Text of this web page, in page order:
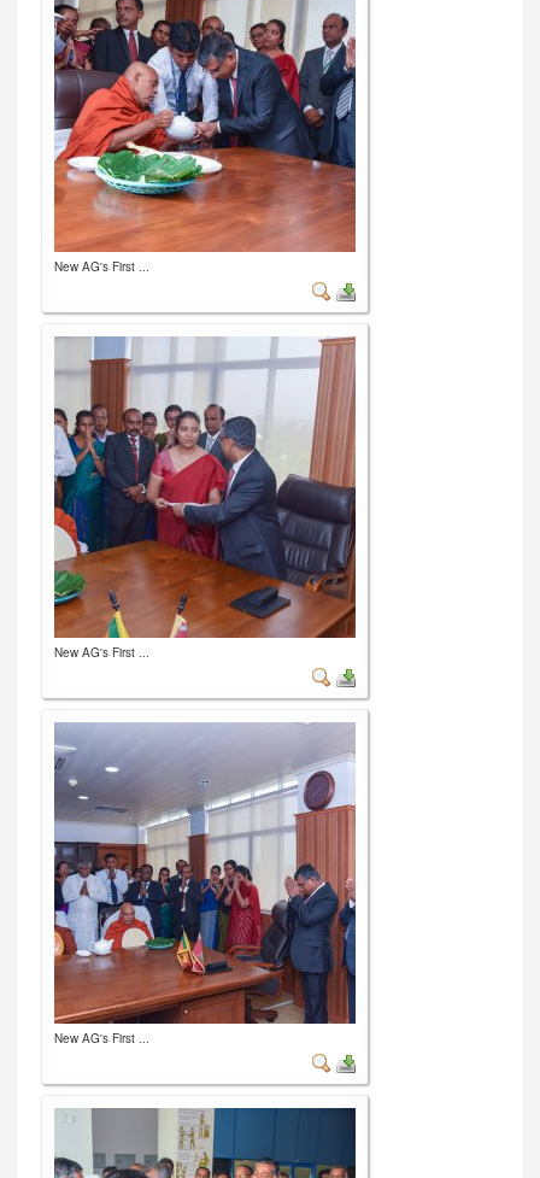
New AG's First ...
New AG's First ...
New AG's First ...